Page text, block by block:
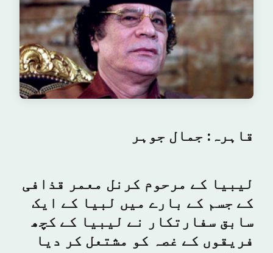
قاہرہ: جمال جوہر
لیبیا کے مرحوم کرنل معمر قذافی
کے جسم کے بارے میں لبیا کے ایک
سابق سفارتکار نے لیبیا کے کچھ
فریقوں کے غصہ کو مشتعل کر دیا